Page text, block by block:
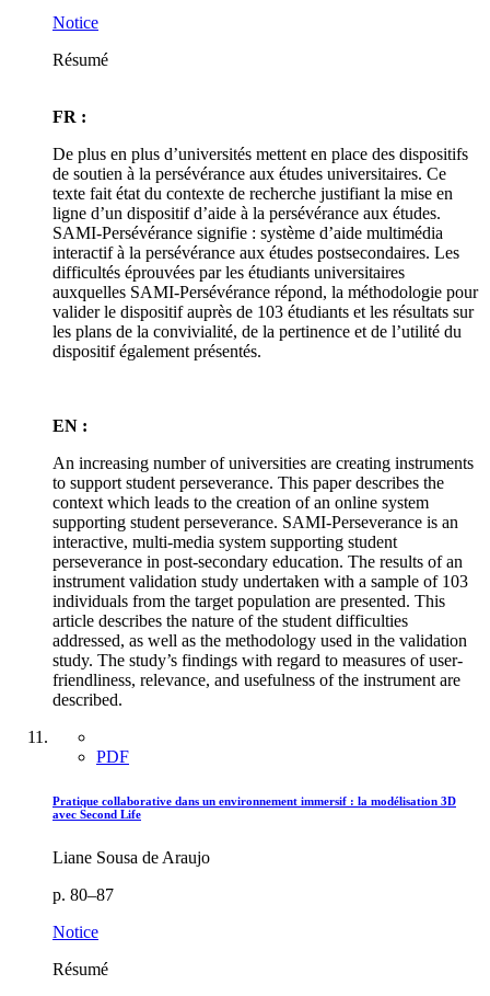
Notice
Résumé
FR :
De plus en plus d’universités mettent en place des dispositifs
de soutien à la persévérance aux études universitaires. Ce
texte fait état du contexte de recherche justifiant la mise en
ligne d’un dispositif d’aide à la persévérance aux études.
SAMI-Persévérance signifie : système d’aide multimédia
interactif à la persévérance aux études postsecondaires. Les
difficultés éprouvées par les étudiants universitaires
auxquelles SAMI-Persévérance répond, la méthodologie pour
valider le dispositif auprès de 103 étudiants et les résultats sur
les plans de la convivialité, de la pertinence et de l’utilité du
dispositif également présentés.
EN :
An increasing number of universities are creating instruments
to support student perseverance. This paper describes the
context which leads to the creation of an online system
supporting student perseverance. SAMI-Perseverance is an
interactive, multi-media system supporting student
perseverance in post-secondary education. The results of an
instrument validation study undertaken with a sample of 103
individuals from the target population are presented. This
article describes the nature of the student difficulties
addressed, as well as the methodology used in the validation
study. The study’s findings with regard to measures of user-
friendliness, relevance, and usefulness of the instrument are
described.
PDF
Pratique collaborative dans un environnement immersif : la modélisation 3D
avec Second Life
Liane Sousa de Araujo
p. 80–87
Notice
Résumé